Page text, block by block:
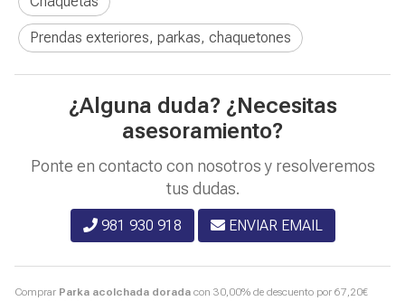
Comprar Parka acolchada dorada con 30,00% de descuento por 67,20€
Prendas exteriores, parkas, chaquetones
¿Alguna duda? ¿Necesitas
asesoramiento?
Ponte en contacto con nosotros y resolveremos
tus dudas.
981 930 918 ENVIAR EMAIL